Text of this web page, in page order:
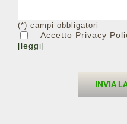
(*) campi obbligatori
Accetto Privacy
[leggi]